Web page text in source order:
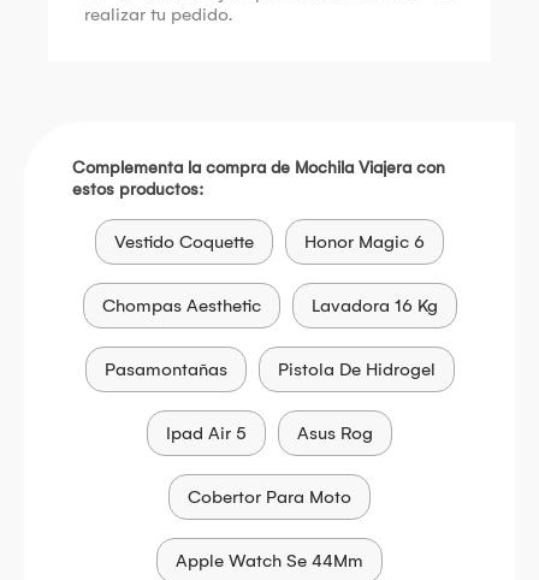
realizar tu pedido.
Complementa la compra de Mochila Viajera con
estos productos:
Vestido Coquette Honor Magic 6
Chompas Aesthetic Lavadora 16 Kg
Pasamontañas Pistola De Hidrogel
Ipad Air 5 Asus Rog
Cobertor Para Moto
Apple Watch Se 44Mm